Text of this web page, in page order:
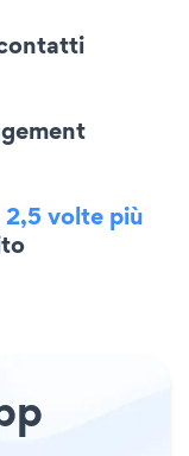
2,5 volte più